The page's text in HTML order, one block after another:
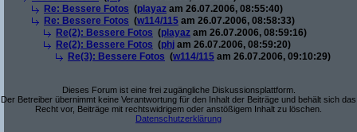
Re: Bessere Fotos (playaz am 26.07.2006, 08:55:40)
Re: Bessere Fotos (w114/115 am 26.07.2006, 08:58:33)
Re(2): Bessere Fotos (playaz am 26.07.2006, 08:59:16)
Re(2): Bessere Fotos (phj am 26.07.2006, 08:59:20)
Re(3): Bessere Fotos (w114/115 am 26.07.2006, 09:10:29)
Dieses Forum ist eine frei zugängliche Diskussionsplattform.
Der Betreiber übernimmt keine Verantwortung für den Inhalt der Beiträge und behält sich das
Recht vor, Beiträge mit rechtswidrigem oder anstößigem Inhalt zu löschen.
Datenschutzerklärung